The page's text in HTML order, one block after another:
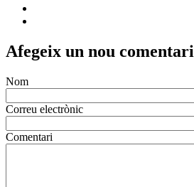
Afegeix un nou comentari
Nom
Correu electrònic
Comentari